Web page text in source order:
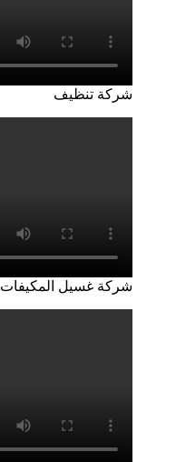
شركة تنظيف
شركة غسيل المكيفات